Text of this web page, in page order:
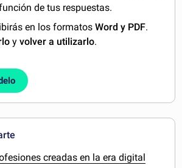
de tus respuestas.
en los formatosWord y PDF.
yvolver a utilizarlo.
creadas en la era digital